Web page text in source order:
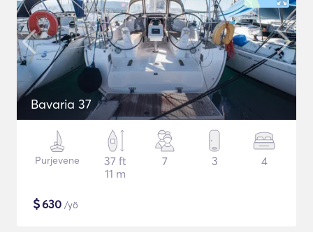
Bavaria 37
Purjevene
37 ft
11 m
7 3 4
$630 /yö